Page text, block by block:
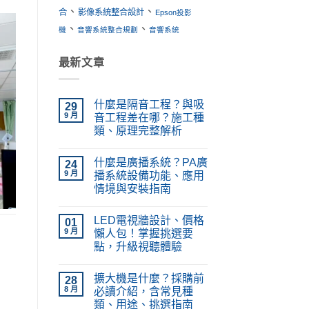
合、 影像系統整合設計、 Epson投影
機 、 音響系統整合規劃 、 音響系統
最新文章
29
9 月
什麼是隔音工程？與吸
音工程差在哪？施工種
類、原理完整解析
麼
是
隔
音
與
吸
音
工
程
哪？
施
工
種
留
言
24
9 月
什麼是廣播系統？PA廣
播系統設備功能、應用
情境與安裝指南
是
廣
播
PA
廣
播
系
言
01
9 月
LED電視牆設計、價格
懶人包！掌握挑選要
點，升級視聽體驗
電
視
牆
設
留
言
28
8 月
擴大機是什麼？採購前
必讀介紹，含常見種
類、用途、挑選指南